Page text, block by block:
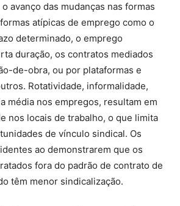
avanço das mudanças nas formas
atípicas de emprego como o
determinado, o emprego
duração, os contratos mediados
de-obra, ou por plataformas e
Rotatividade, informalidade,
média nos empregos, resultam em
nos locais de trabalho, o que limita
de vínculo sindical. Os
ao demonstrarem que os
fora do padrão de contrato de
têm menor sindicalização.